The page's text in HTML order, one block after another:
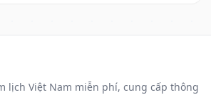
lịch Việt Nam miễn phí, cung cấp thông